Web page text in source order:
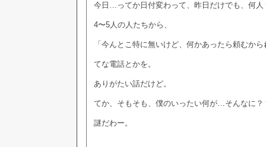
今日…ってか日付変わって、昨日だけでも、何人
4〜5人の人たちから、
「今んとこ特に無いけど、何かあったら頼むか
てな電話とかを。
ありがたい話だけど。
てか、そもそも、僕のいったい何が…そんなに？
謎だわー。